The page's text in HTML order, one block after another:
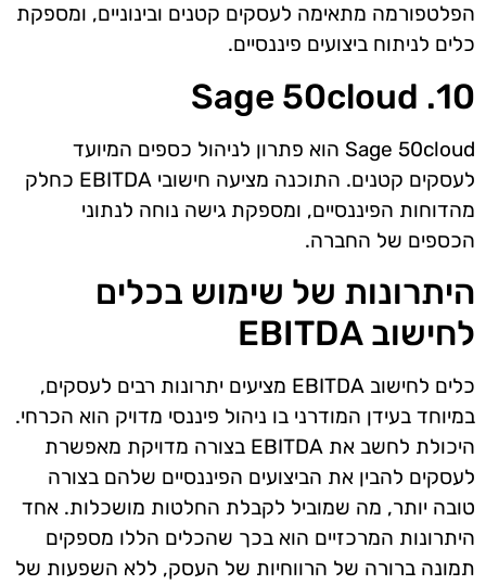
הפלטפורמה מתאימה לעסקים קטנים ובינוניים, ומספקת
כלים לניתוח ביצועים פיננסיים.
10. Sage 50cloud
Sage 50cloud הוא פתרון לניהול כספים המיועד
לעסקים קטנים. התוכנה מציעה חישובי EBITDA כחלק
מהדוחות הפיננסיים, ומספקת גישה נוחה לנתוני
הכספים של החברה.
היתרונות של שימוש בכלים
לחישוב EBITDA
כלים לחישוב EBITDA מציעים יתרונות רבים לעסקים,
במיוחד בעידן המודרני בו ניהול פיננסי מדויק הוא הכרחי.
היכולת לחשב את EBITDA בצורה מדויקת מאפשרת
לעסקים להבין את הביצועים הפיננסיים שלהם בצורה
טובה יותר, מה שמוביל לקבלת החלטות מושכלות. אחד
היתרונות המרכזיים הוא בכך שהכלים הללו מספקים
תמונה ברורה של הרווחיות של העסק, ללא השפעות של